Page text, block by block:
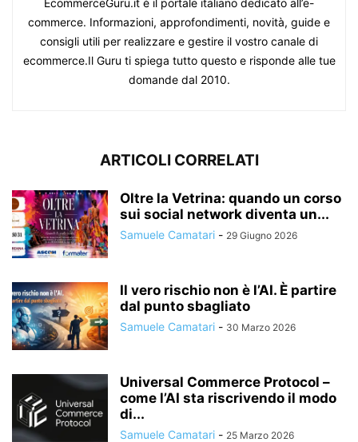
commerce. Informazioni, approfondimenti, novità, guide e
consigli utili per realizzare e gestire il vostro canale di
ecommerce.Il Guru ti spiega tutto questo e risponde alle tue
domande dal 2010.
ARTICOLI CORRELATI
Oltre la Vetrina: quando un corso
sui social network diventa un...
Samuele Camatari - 29 Giugno 2026
Il vero rischio non è l’AI. È partire
dal punto sbagliato
Samuele Camatari - 30 Marzo 2026
Universal Commerce Protocol –
come l’AI sta riscrivendo il modo
di...
Samuele Camatari - 25 Marzo 2026